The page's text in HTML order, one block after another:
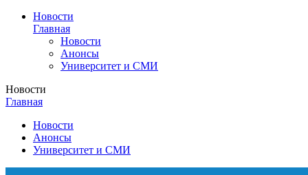
Новости
Главная
Новости
Анонсы
Университет и СМИ
Новости
Главная
Новости
Анонсы
Университет и СМИ